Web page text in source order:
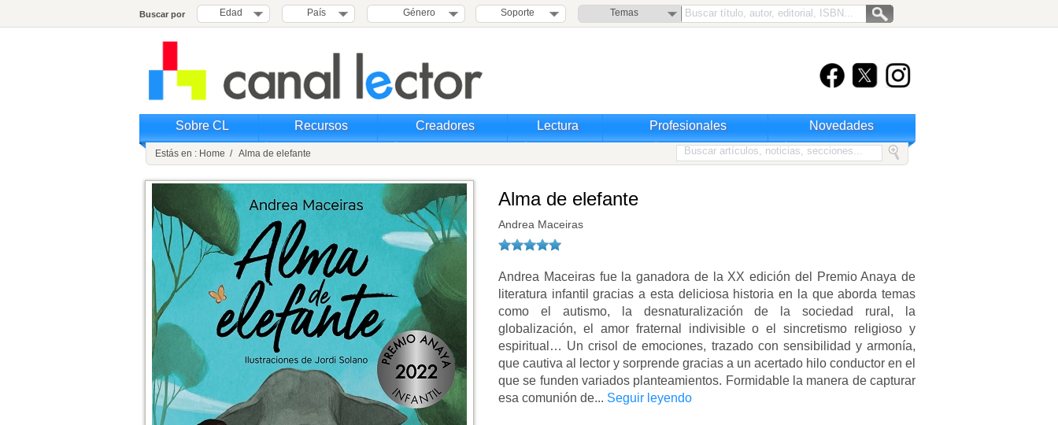
Buscar por Edad País Género Soporte Temas
Sobre CL Recursos Creadores Lectura Profesionales Novedades
Estás en : Home / Alma de elefante
Alma de elefante
Andrea Maceiras
Andrea Maceiras fue la ganadora de la XX edición del Premio Anaya de
literatura infantil gracias a esta deliciosa historia en la que aborda temas
como el autismo, la desnaturalización de la sociedad rural, la
globalización, el amor fraternal indivisible o el sincretismo religioso y
espiritual… Un crisol de emociones, trazado con sensibilidad y armonía,
que cautiva al lector y sorprende gracias a un acertado hilo conductor en el
que se funden variados planteamientos. Formidable la manera de capturar
esa comunión de... Seguir leyendo